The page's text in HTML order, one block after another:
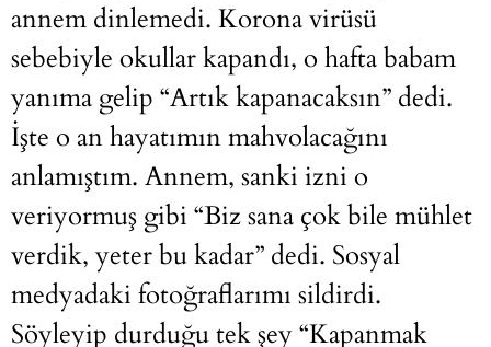
annem dinlemedi. Korona virüsü
sebebiyle okullar kapandı, o hafta babam
yanıma gelip “Artık kapanacaksın” dedi.
İşte o an hayatımın mahvolacağını
anlamıştım. Annem, sanki izni o
veriyormuş gibi “Biz sana çok bile mühlet
verdik, yeter bu kadar” dedi. Sosyal
medyadaki fotoğraflarımı sildirdi.
Söyleyip durduğu tek şey “Kapanmak